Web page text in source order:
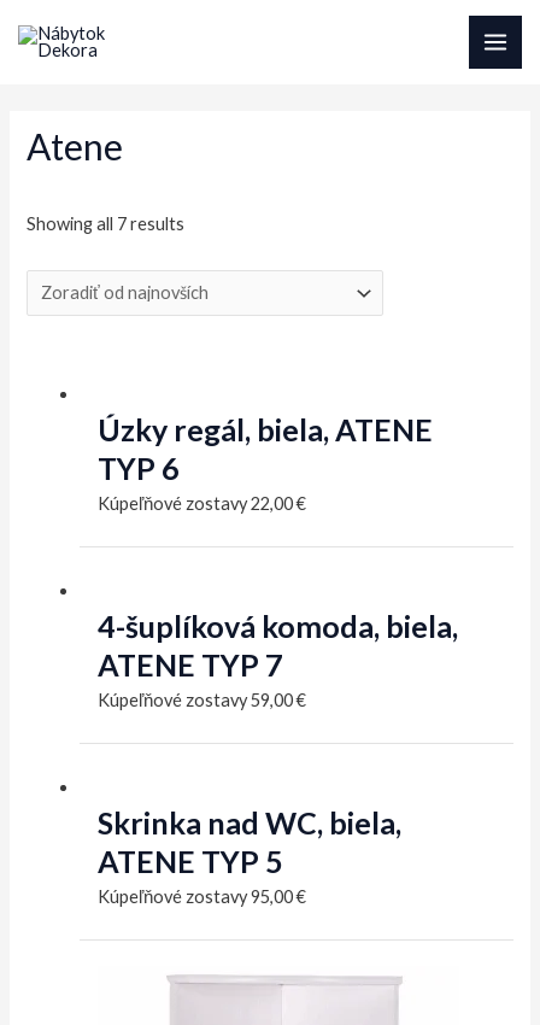
Atene
Showing all 7 results
latest
Úzky regál, biela, ATENE
TYP 6
Kúpeľňové zostavy22,00€
4-šuplíková komoda, biela,
ATENE TYP 7
Kúpeľňové zostavy59,00€
Skrinka nad WC, biela,
ATENE TYP 5
Kúpeľňové zostavy95,00€